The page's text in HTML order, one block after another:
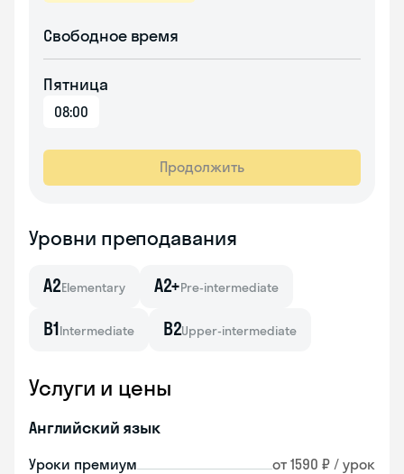
Свободное время
Пятница
08:00
Продолжить
Уровни преподавания
A2Elementary A2+Pre-intermediate
B1Intermediate B2Upper-intermediate
Услуги и цены
Английский язык
Уроки премиум от 1590 ₽ / урок